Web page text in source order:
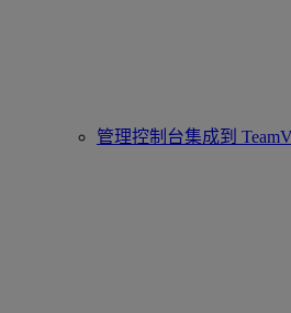
管理控制台集成到